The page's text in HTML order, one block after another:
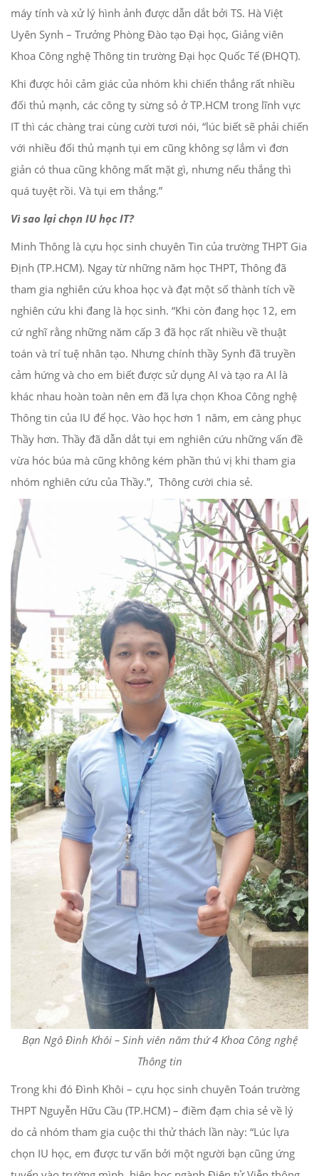
máy tính và xử lý hình ảnh được dẫn dắt bởi TS. Hà Việt
Uyên Synh – Trưởng Phòng Đào tạo Đại học, Giảng viên
Khoa Công nghệ Thông tin trường Đại học Quốc Tế (ĐHQT).
Khi được hỏi cảm giác của nhóm khi chiến thắng rất nhiều
đối thủ mạnh, các công ty sừng sỏ ở TP.HCM trong lĩnh vực
IT thì các chàng trai cùng cười tươi nói, “lúc biết sẽ phải chiến
với nhiều đối thủ mạnh tụi em cũng không sợ lắm vì đơn
giản có thua cũng không mất mặt gì, nhưng nếu thắng thì
quá tuyệt rồi. Và tụi em thắng.”
Vì sao lại chọn IU học IT?
Minh Thông là cựu học sinh chuyên Tin của trường THPT Gia
Định (TP.HCM). Ngay từ những năm học THPT, Thông đã
tham gia nghiên cứu khoa học và đạt một số thành tích về
nghiên cứu khi đang là học sinh. “Khi còn đang học 12, em
cứ nghĩ rằng những năm cấp 3 đã học rất nhiều về thuật
toán và trí tuệ nhân tạo. Nhưng chính thầy Synh đã truyền
cảm hứng và cho em biết được sử dụng AI và tạo ra AI là
khác nhau hoàn toàn nên em đã lựa chọn Khoa Công nghệ
Thông tin của IU để học. Vào học hơn 1 năm, em càng phục
Thầy hơn. Thầy đã dẫn dắt tụi em nghiên cứu những vấn đề
vừa hóc búa mà cũng không kém phần thú vị khi tham gia
nhóm nghiên cứu của Thầy.”, Thông cười chia sẻ.
Bạn Ngô Đình Khôi – Sinh viên năm thứ 4 Khoa Công nghệ
Thông tin
Trong khi đó Đình Khôi – cựu học sinh chuyên Toán trường
THPT Nguyễn Hữu Cầu (TP.HCM) – điềm đạm chia sẻ về lý
do cả nhóm tham gia cuộc thi thử thách lần này: “Lúc lựa
chọn IU học, em được tư vấn bởi một người bạn cũng ứng